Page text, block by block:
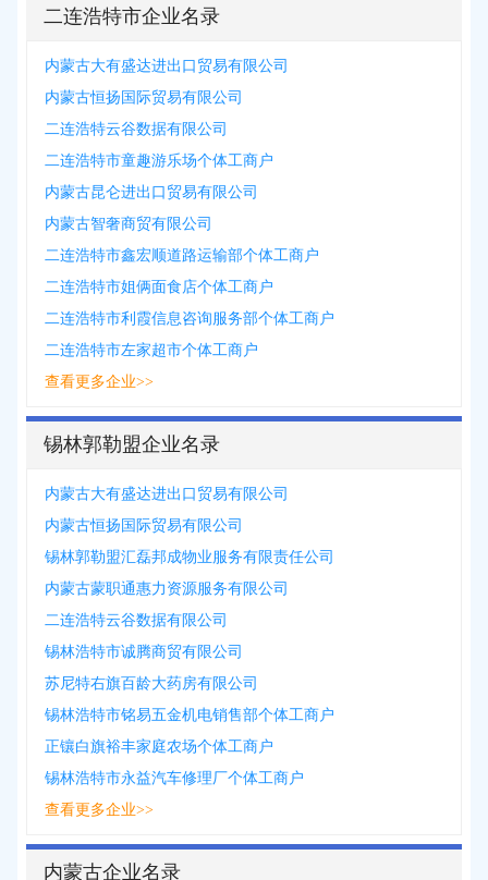
二连浩特市企业名录
内蒙古大有盛达进出口贸易有限公司
内蒙古恒扬国际贸易有限公司
二连浩特云谷数据有限公司
二连浩特市童趣游乐场个体工商户
内蒙古昆仑进出口贸易有限公司
内蒙古智奢商贸有限公司
二连浩特市鑫宏顺道路运输部个体工商户
二连浩特市姐俩面食店个体工商户
二连浩特市利霞信息咨询服务部个体工商户
二连浩特市左家超市个体工商户
查看更多企业>>
锡林郭勒盟企业名录
内蒙古大有盛达进出口贸易有限公司
内蒙古恒扬国际贸易有限公司
锡林郭勒盟汇磊邦成物业服务有限责任公司
内蒙古蒙职通惠力资源服务有限公司
二连浩特云谷数据有限公司
锡林浩特市诚腾商贸有限公司
苏尼特右旗百龄大药房有限公司
锡林浩特市铭易五金机电销售部个体工商户
正镶白旗裕丰家庭农场个体工商户
锡林浩特市永益汽车修理厂个体工商户
查看更多企业>>
内蒙古企业名录